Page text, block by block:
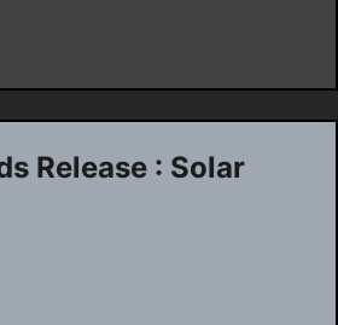
Release : Solar